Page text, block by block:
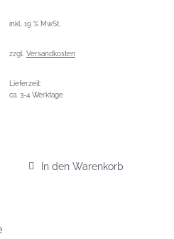
inkl. 19 % MwSt.
zzgl. Versandkosten
Lieferzeit:
ca. 3-4 Werktage
In den Warenkorb